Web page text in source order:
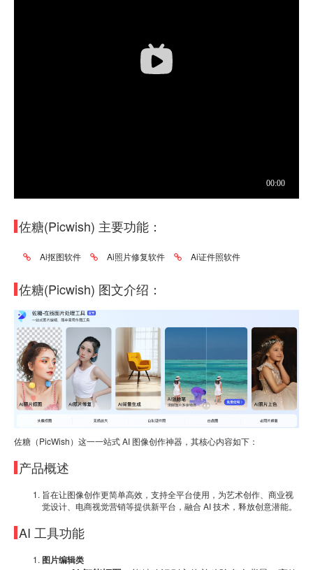
佐糖(Picwish) 主要功能：
Ai抠图软件 Ai照片修复软件 Ai证件照软件
佐糖(Picwish) 图文介绍：
佐糖（PicWish）这一一站式 AI 图像创作神器，其核心内容如下：
产品概述
旨在让图像创作更简单高效，支持全平台使用，为艺术创作、商业视
觉设计、电商视觉营销等提供新平台，融合 AI 技术，释放创意潜能。
AI 工具功能
图片编辑类